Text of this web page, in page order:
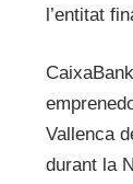
l’entitat
Vallenca
durant la